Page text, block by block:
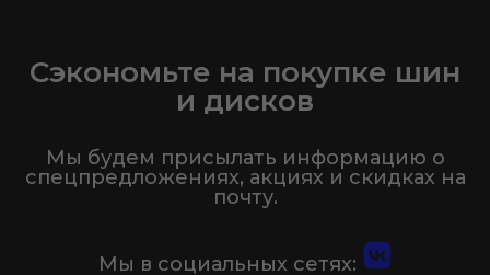
Сэкономьте на покупке шин
и дисков
Мы будем присылать информацию о
спецпредложениях, акциях и скидках на
почту.
Мы в социальных сетях: